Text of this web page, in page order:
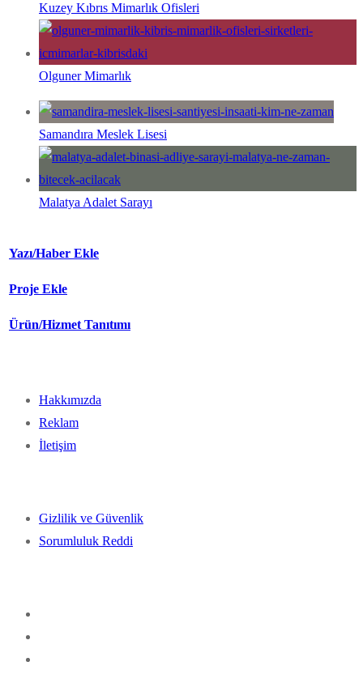
Kuzey Kıbrıs Mimarlık Ofisleri
Olguner Mimarlık
Samandıra Meslek Lisesi
Malatya Adalet Sarayı
Yazı/Haber Ekle
Proje Ekle
Ürün/Hizmet Tanıtımı
Hakkımızda
Reklam
İletişim
Gizlilik ve Güvenlik
Sorumluluk Reddi